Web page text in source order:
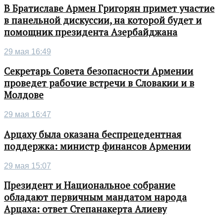
В Братиславе Армен Григорян примет участие
в панельной дискуссии, на которой будет и
помощник президента Азербайджана
29 мая 16:49
Секретарь Совета безопасности Армении
проведет рабочие встречи в Словакии и в
Молдове
29 мая 16:47
Арцаху была оказана беспрецедентная
поддержка: министр финансов Армении
29 мая 15:07
Президент и Национальное собрание
обладают первичным мандатом народа
Арцаха: ответ Степанакерта Алиеву